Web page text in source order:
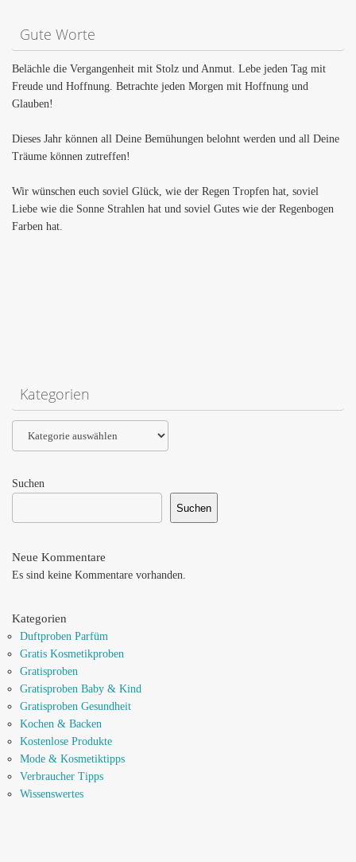
Gute Worte
Belächle die Vergangenheit mit Stolz und Anmut. Lebe jeden Tag mit
Freude und Hoffnung. Betrachte jeden Morgen mit Hoffnung und
Glauben!
Dieses Jahr können all Deine Bemühungen belohnt werden und all Deine
Träume können zutreffen!
Wir wünschen euch soviel Glück, wie der Regen Tropfen hat, soviel
Liebe wie die Sonne Strahlen hat und soviel Gutes wie der Regenbogen
Farben hat.
Kategorien
Suchen
Suchen
Neue Kommentare
Es sind keine Kommentare vorhanden.
Kategorien
Duftproben Parfüm
Gratis Kosmetikproben
Gratisproben
Gratisproben Baby & Kind
Gratisproben Gesundheit
Kochen & Backen
Kostenlose Produkte
Mode & Kosmetiktipps
Verbraucher Tipps
Wissenswertes